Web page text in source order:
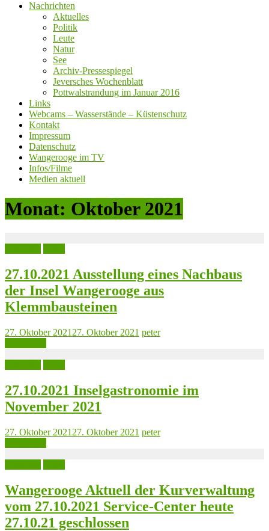
Nachrichten
Aktuelles
Politik
Leute
Natur
See
Archiv-Pressespiegel
Jeversches Wochenblatt
Pottwalstrandung im Januar 2016
Links
Webcams – Wasserstände – Küstenschutz
Kontakt
Impressum
Datenschutz
Wangerooge im TV
Infos/Filme
Medien aktuell
Monat: Oktober 2021
27.10.2021 Ausstellung eines Nachbaus
der Insel Wangerooge aus
Klemmbausteinen
27. Oktober 2021 27. Oktober 2021 peter
27.10.2021 Inselgastronomie im
November 2021
27. Oktober 2021 27. Oktober 2021 peter
Wangerooge Aktuell der Kurverwaltung
vom 27.10.2021 Service-Center heute
27.10.21 geschlossen